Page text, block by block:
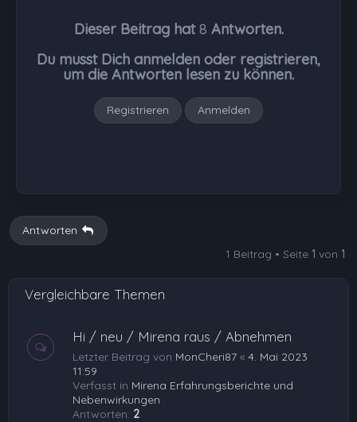
Dieser Beitrag hat8 Antworten.
Du musst Dich anmelden oder registrieren,
um die Antworten lesen zu können.
Registrieren Anmelden
Antworten
1 Beitrag • Seite 1 von 1
Vergleichbare Themen
Hi / neu / Mirena raus / Abnehmen
Letzter Beitrag von MonCheri87 « 4. Mai 2023
11:59
Verfasst in Mirena Erfahrungsberichte und
Nebenwirkungen
Antworten: 2